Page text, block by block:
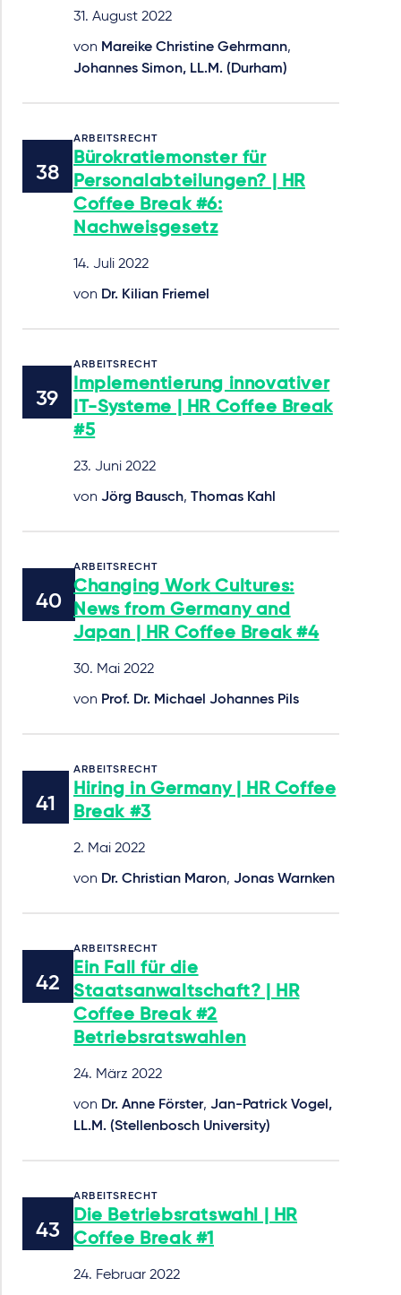
31. August 2022
von Mareike Christine Gehrmann,
Johannes Simon, LL.M. (Durham)
ARBEITSRECHT
Bürokratiemonster für
Personalabteilungen? | HR
Coffee Break #6:
Nachweisgesetz
14. Juli 2022
von Dr. Kilian Friemel
ARBEITSRECHT
Implementierung innovativer
IT-Systeme | HR Coffee Break
#5
23. Juni 2022
von Jörg Bausch, Thomas Kahl
ARBEITSRECHT
Changing Work Cultures:
News from Germany and
Japan | HR Coffee Break #4
30. Mai 2022
von Prof. Dr. Michael Johannes Pils
ARBEITSRECHT
Hiring in Germany | HR Coffee
Break #3
2. Mai 2022
von Dr. Christian Maron, Jonas Warnken
ARBEITSRECHT
Ein Fall für die
Staatsanwaltschaft? | HR
Coffee Break #2
Betriebsratswahlen
24. März 2022
von Dr. Anne Förster, Jan-Patrick Vogel,
LL.M. (Stellenbosch University)
ARBEITSRECHT
Die Betriebsratswahl | HR
Coffee Break #1
24. Februar 2022